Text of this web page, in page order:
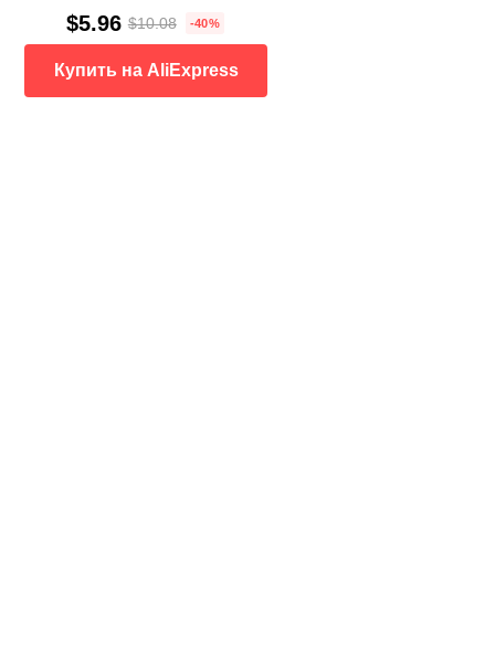
$5.96 $10.08 -40%
Купить на AliExpress